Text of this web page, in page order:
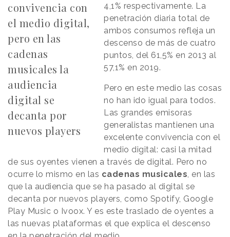
convivencia con
el medio digital,
pero en las
cadenas
musicales la
audiencia
digital se
decanta por
nuevos players
4,1% respectivamente. La
penetración diaria total de
ambos consumos refleja un
descenso de más de cuatro
puntos, del 61,5% en 2013 al
57,1% en 2019.
Pero en este medio las cosas
no han ido igual para todos.
Las grandes emisoras
generalistas mantienen una
excelente convivencia con el
medio digital: casi la mitad
de sus oyentes vienen a través de digital. Pero no
ocurre lo mismo en las cadenas musicales, en las
que la audiencia que se ha pasado al digital se
decanta por nuevos players, como Spotify, Google
Play Music o Ivoox. Y es este traslado de oyentes a
las nuevas plataformas el que explica el descenso